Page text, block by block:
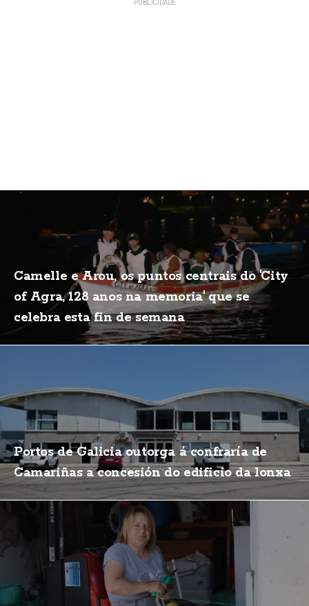
Camelle e Arou, os puntos centrais do 'City
of Agra, 128 anos na memoria' que se
celebra esta fin de semana
Portos de Galicia outorga á confraría de
Camariñas a concesión do edificio da lonxa